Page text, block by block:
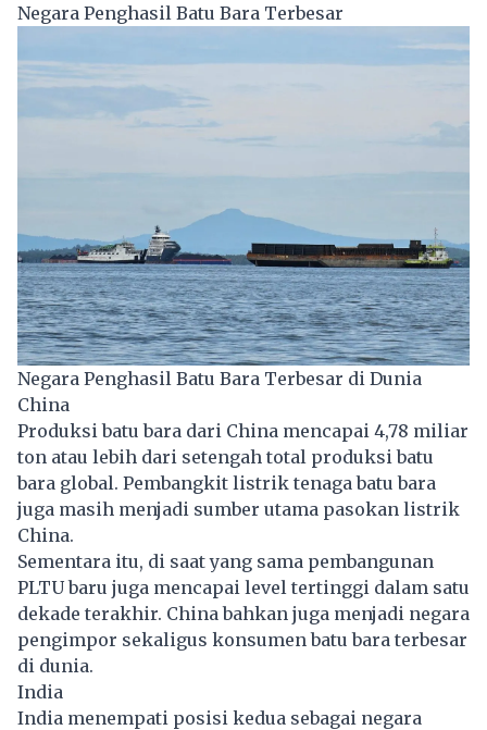
Negara Penghasil Batu Bara Terbesar
Negara Penghasil Batu Bara Terbesar di Dunia
China
Produksi batu bara dari China mencapai 4,78 miliar
ton atau lebih dari setengah total produksi batu
bara global. Pembangkit listrik tenaga batu bara
juga masih menjadi sumber utama pasokan listrik
China.
Sementara itu, di saat yang sama pembangunan
PLTU baru juga mencapai level tertinggi dalam satu
dekade terakhir. China bahkan juga menjadi negara
pengimpor sekaligus konsumen batu bara terbesar
di dunia.
India
India menempati posisi kedua sebagai negara